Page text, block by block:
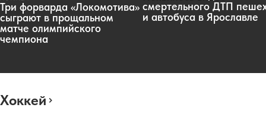
Три форварда «Локомотива»
сыграют в прощальном
матче олимпийского
чемпиона
смертельного ДТП
и автобуса в Ярославле
Хоккей